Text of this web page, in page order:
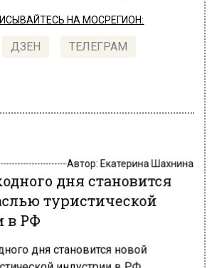
НА МОСРЕГИОН:
ДЗЕН ТЕЛЕГРАМ
Автор: Екатерина Шахнина
дня становится
туристической
в РФ